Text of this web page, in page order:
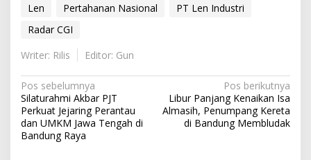
Len Pertahanan Nasional
PT Len Industri
Radar CGI
Writer: Rilis
Editor: Gun
Navigasi
pos
Pos sebelumnya
Silaturahmi Akbar PJT
Perkuat Jejaring Perantau
dan UMKM Jawa Tengah di
Bandung Raya
Pos berikutnya
Libur Panjang Kenaikan Isa
Almasih, Penumpang Kereta
di Bandung Membludak